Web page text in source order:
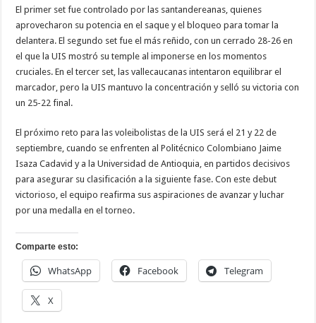
El primer set fue controlado por las santandereanas, quienes
aprovecharon su potencia en el saque y el bloqueo para tomar la
delantera. El segundo set fue el más reñido, con un cerrado 28-26 en
el que la UIS mostró su temple al imponerse en los momentos
cruciales. En el tercer set, las vallecaucanas intentaron equilibrar el
marcador, pero la UIS mantuvo la concentración y selló su victoria con
un 25-22 final.
El próximo reto para las voleibolistas de la UIS será el 21 y 22 de
septiembre, cuando se enfrenten al Politécnico Colombiano Jaime
Isaza Cadavid y a la Universidad de Antioquia, en partidos decisivos
para asegurar su clasificación a la siguiente fase. Con este debut
victorioso, el equipo reafirma sus aspiraciones de avanzar y luchar
por una medalla en el torneo.
Comparte esto:
WhatsApp Facebook Telegram
X